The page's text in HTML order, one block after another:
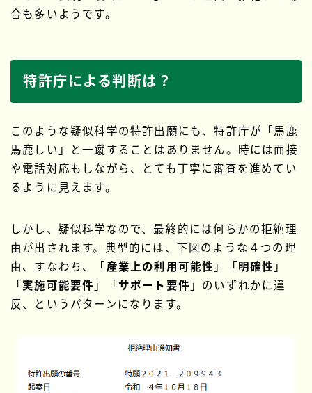
合も多いようです。
特許庁による判断は？
このような疑似科学の特許出願にも、特許庁が「馬鹿
馬鹿しい」と一蹴することはありません。時には面接
や電話対応もしながら、とても丁寧に審査を進めてい
るように見えます。
しかし、疑似科学なので、最終的には何らかの拒絶理
由が出されます。典型的には、下図のような４つの理
由、すなわち、「 産業上の利用可能性 」「 明確性 」
「 実施可能要件 」「 サポート要件 」のいずれかに違
反、というパターンになります。